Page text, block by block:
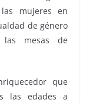
mujeres en
de género
mesas de
que
las edades a